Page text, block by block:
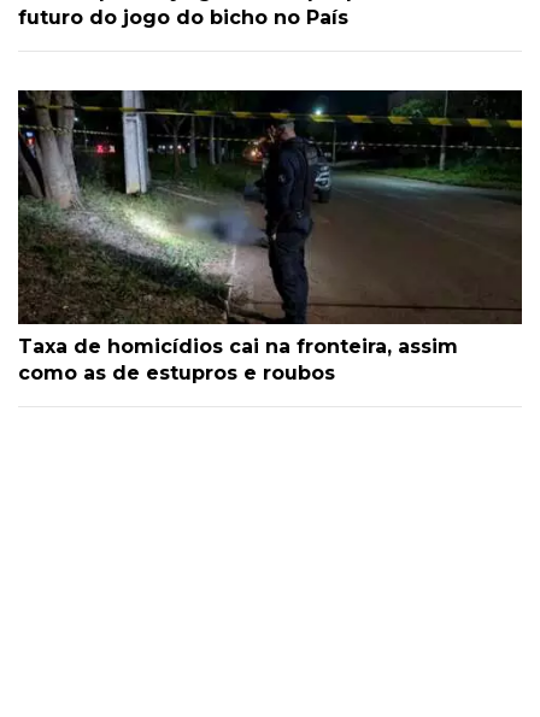
futuro do jogo do bicho no País
Taxa de homicídios cai na fronteira, assim
como as de estupros e roubos